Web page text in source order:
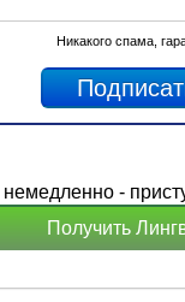
Никакого спама,
немедленно -
Получить